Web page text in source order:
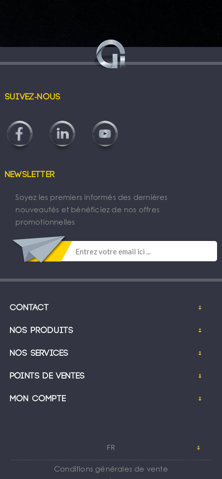
Suivez-nous
Newsletter
Soyez les premiers informés des dernières
nouveautés et bénéficiez de nos offres
promotionnelles
Contact
Nos produits
Nos services
Points de ventes
Mon compte
FR
Conditions générales de vente